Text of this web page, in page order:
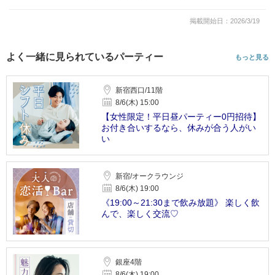
掲載開始日：2026/3/19
よく一緒に見られているパーティー もっと見る
新宿西口/11階
8/6(木) 15:00
【女性限定！平日昼パーティー0円招待】
お付き合いするなら、休みが合う人がい
い
新宿/オークラウンジ
8/6(木) 19:00
《19:00～21:30まで飲み放題》 楽しく飲
んで、楽しく交流♡
銀座4階